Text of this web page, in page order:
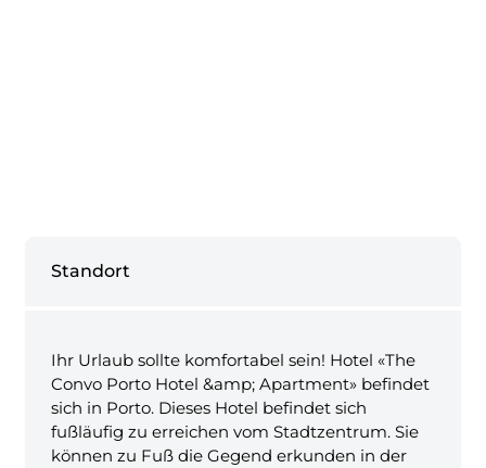
Standort
Ihr Urlaub sollte komfortabel sein! Hotel «The
Convo Porto Hotel &amp; Apartment» befindet
sich in Porto. Dieses Hotel befindet sich
fußläufig zu erreichen vom Stadtzentrum. Sie
können zu Fuß die Gegend erkunden in der